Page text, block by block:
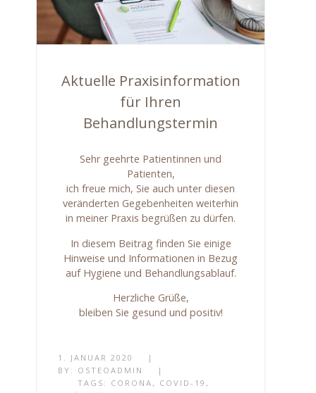
Aktuelle Praxisinformation
für Ihren
Behandlungstermin
Sehr geehrte Patientinnen und
Patienten,
ich freue mich, Sie auch unter diesen
veränderten Gegebenheiten weiterhin
in meiner Praxis begrüßen zu dürfen.
In diesem Beitrag finden Sie einige
Hinweise und Informationen in Bezug
auf Hygiene und Behandlungsablauf.
Herzliche Grüße,
bleiben Sie gesund und positiv!
1. JANUAR 2020
|
BY: OSTEOADMIN
|
TAGS: CORONA , COVID-19 ,